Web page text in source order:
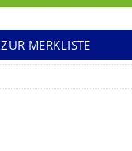
ZUR MERKLISTE